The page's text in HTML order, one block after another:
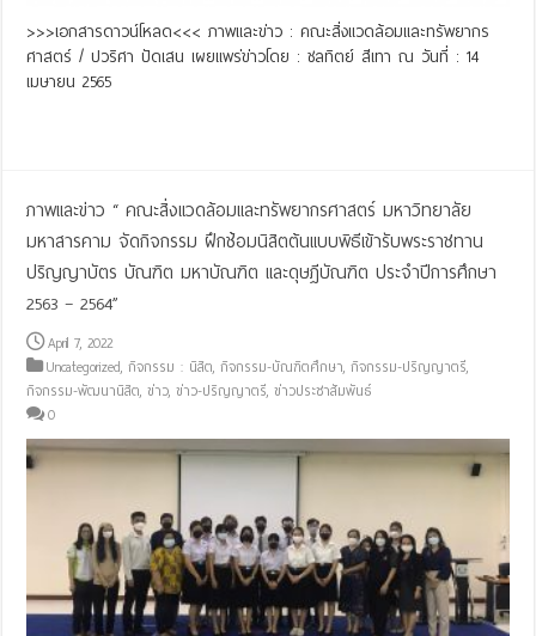
>>>เอกสารดาวน์โหลด<<< ภาพและข่าว : คณะสิ่งแวดล้อมและทรัพยากร
ศาสตร์ / ปวริศา ปัดเสน เผยแพร่ข่าวโดย : ชลทิตย์ สีเทา ณ วันที่ : 14
เมษายน 2565
ภาพและข่าว “ คณะสิ่งแวดล้อมและทรัพยากรศาสตร์ มหาวิทยาลัย
มหาสารคาม จัดกิจกรรม ฝึกช้อมนิสิตต้นเเบบพิธีเข้ารับพระราชทาน
ปริญญาบัตร บัณฑิต มหาบัณฑิต และดุษฎีบัณฑิต ประจำปีการศึกษา
2563 – 2564”
April 7, 2022
Uncategorized,กิจกรรม : นิสิต,กิจกรรม-บัณฑิตศึกษา,กิจกรรม-ปริญญาตรี,
กิจกรรม-พัฒนานิสิต,ข่าว,ข่าว-ปริญญาตรี,ข่าวประชาสัมพันธ์
0